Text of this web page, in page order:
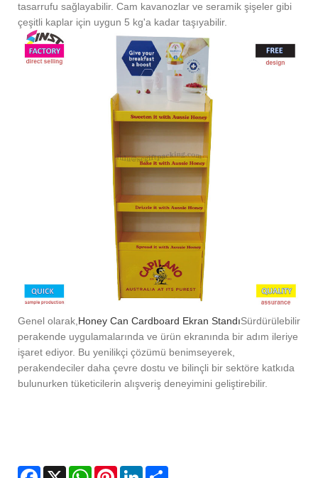
tasarrufu sağlayabilir. Cam kavanozlar ve seramik şişeler gibi
çeşitli kaplar için uygun 5 kg'a kadar taşıyabilir.
Genel olarak, Honey Can Cardboard Ekran StandıSürdürülebilir
perakende uygulamalarında ve ürün ekranında bir adım ileriye
işaret ediyor. Bu yenilikçi çözümü benimseyerek,
perakendeciler daha çevre dostu ve bilinçli bir sektöre katkıda
bulunurken tüketicilerin alışveriş deneyimini geliştirebilir.
Facebook
X WhatsAppPinterestLinkedIn